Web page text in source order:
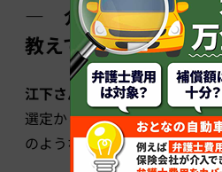
― 介護福祉車両を作
教えてください。
江下さん：
ユーザーさんの体
選定から関わり、どこにどの
のような作り方をするのかを